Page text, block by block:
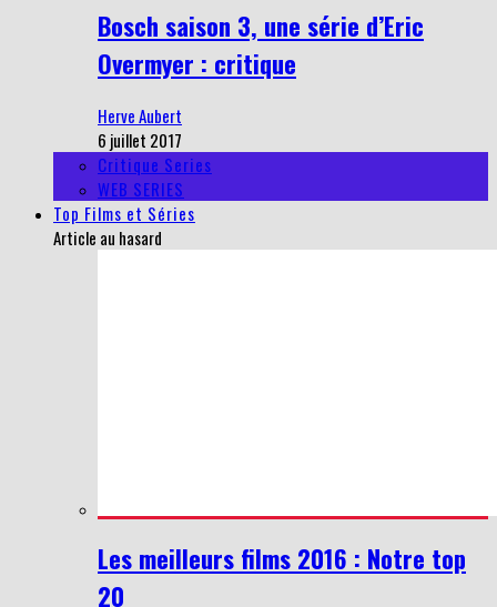
Bosch saison 3, une série d’Eric
Overmyer : critique
Herve Aubert
6 juillet 2017
Critique Series
WEB SERIES
Top Films et Séries
Article au hasard
Les meilleurs films 2016 : Notre top
20